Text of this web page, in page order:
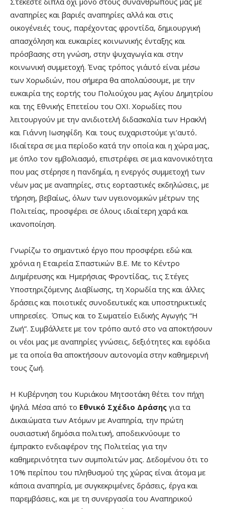
αναπηρίες και βαριές αναπηρίες αλλά και στις
οικογένειές τους, παρέχοντας φροντίδα, δημιουργική
απασχόληση και ευκαιρίες κοινωνικής ένταξης και
πρόσβασης στη γνώση, στην ψυχαγωγία και στην
κοινωνική συμμετοχή. Ένας τρόπος γι΄αυτό είναι μέσω
των Χορωδιών, που σήμερα θα απολαύσουμε, με την
ευκαιρία της εορτής του Πολιούχου μας Αγίου Δημητρίου
και της Εθνικής Επετείου του ΟΧΙ. Χορωδίες που
λειτουργούν με την ανιδιοτελή διδασκαλία των Ηρακλή
και Γιάννη Ιωσηφίδη. Και τους ευχαριστούμε γι’αυτό.
Ιδιαίτερα σε μια περίοδο κατά την οποία και η χώρα μας,
με όπλο τον εμβολιασμό, επιστρέφει σε μια κανονικότητα
που μας στέρησε η πανδημία, η ενεργός συμμετοχή των
νέων μας με αναπηρίες, στις εορταστικές εκδηλώσεις, με
τήρηση, βεβαίως, όλων των υγειονομικών μέτρων της
Πολιτείας, προσφέρει σε όλους ιδιαίτερη χαρά και
ικανοποίηση.
Γνωρίζω το σημαντικό έργο που προσφέρει εδώ και
χρόνια η Εταιρεία Σπαστικών Β.Ε. Με το Κέντρο
Διημέρευσης και Ημερήσιας Φροντίδας, τις Στέγες
Υποστηριζόμενης Διαβίωσης, τη Χορωδία της και άλλες
δράσεις και ποιοτικές συνοδευτικές και υποστηρικτικές
υπηρεσίες. Όπως και το Σωματείο Ειδικής Αγωγής “Η
Ζωή”. Συμβάλλετε με τον τρόπο αυτό στο να αποκτήσουν
οι νέοι μας με αναπηρίες γνώσεις, δεξιότητες και εφόδια
με τα οποία θα αποκτήσουν αυτονομία στην καθημερινή
τους ζωή.
Η Κυβέρνηση του Κυριάκου Μητσοτάκη θέτει τον πήχη
ψηλά. Μέσα από το Εθνικό Σχέδιο Δράσης για τα
Δικαιώματα των Ατόμων με Αναπηρία, την πρώτη
ουσιαστική δημόσια πολιτική, αποδεικνύουμε το
έμπρακτο ενδιαφέρον της Πολιτείας για την
καθημερινότητα των συμπολιτών μας. Δεδομένου ότι το
10% περίπου του πληθυσμού της χώρας είναι άτομα με
κάποια αναπηρία, με συγκεκριμένες δράσεις, έργα και
παρεμβάσεις, και με τη συνεργασία του Αναπηρικού